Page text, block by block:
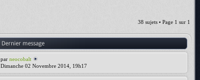
38 sujets • Page 1 sur 1
Dernier message
parneocobalt
Dimanche 02 Novembre 2014, 19h17